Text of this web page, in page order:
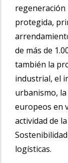
regeneración
protegida,
de más de
también la
industrial, el
urbanismo,
europeos en
actividad de
logísticas.